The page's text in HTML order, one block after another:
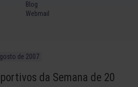
Blog
Webmail
de 2007
da Semana de 20